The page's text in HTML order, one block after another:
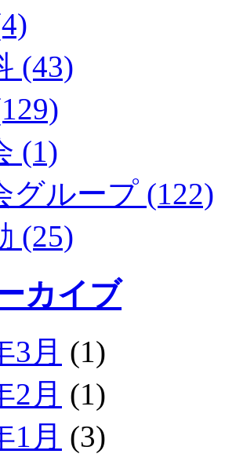
(43)
(1)
グループ (122)
(25)
カイブ
3月 (1)
2月 (1)
1月 (3)